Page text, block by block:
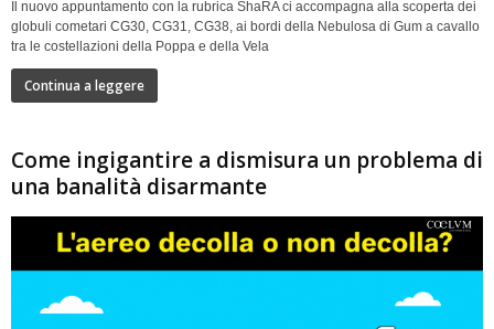
Il nuovo appuntamento con la rubrica ShaRA ci accompagna alla scoperta dei
globuli cometari CG30, CG31, CG38, ai bordi della Nebulosa di Gum a cavallo
tra le costellazioni della Poppa e della Vela
Continua a leggere
Come ingigantire a dismisura un problema di
una banalità disarmante